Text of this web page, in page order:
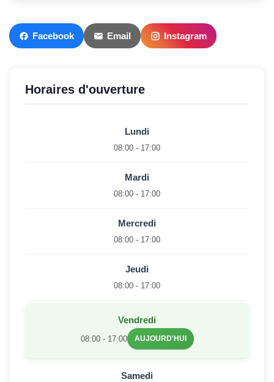
Facebook Email Instagram
Horaires d'ouverture
Lundi
08:00 - 17:00
Mardi
08:00 - 17:00
Mercredi
08:00 - 17:00
Jeudi
08:00 - 17:00
Vendredi
08:00 - 17:00 AUJOURD'HUI
Samedi